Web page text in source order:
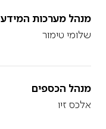
מנהל מערכות המידע
שלומי טימור
מנהל הכספים
אלכס זיו